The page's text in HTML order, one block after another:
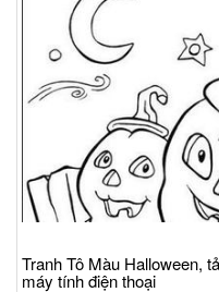
Tranh Tô Màu Halloween,
máy tính điện thoại